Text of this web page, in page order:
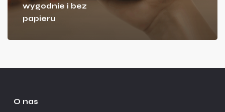
wygodnie i bez
papieru
O nas